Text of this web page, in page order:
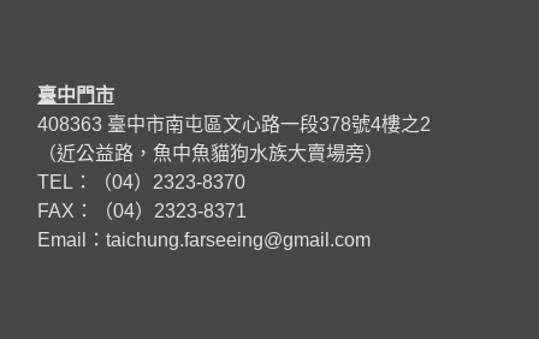
臺中門市
408363 臺中市南屯區文心路一段378號4樓之2
（近公益路，魚中魚貓狗水族大賣場旁）
TEL：（04）2323-8370
FAX：（04）2323-8371
Email：taichung.farseeing@gmail.com